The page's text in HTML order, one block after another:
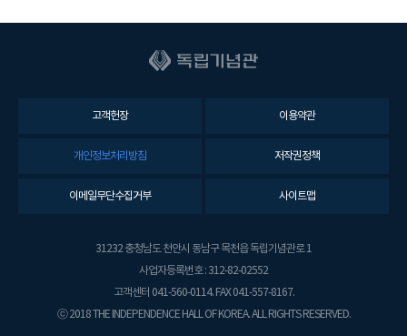
고객헌장 이용약관
개인정보처리방침 저작권정책
이메일무단수집거부 사이트맵
31232 충청남도 천안시 동남구 목천읍 독립기념관로 1
사업자등록번호 : 312-82-02552
고객센터 041-560-0114. FAX 041-557-8167.
ⓒ 2018 THE INDEPENDENCE HALL OF KOREA. ALL RIGHTS RESERVED.